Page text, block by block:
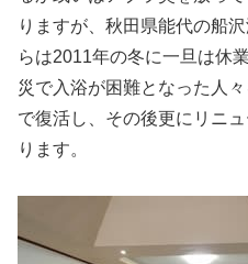
りますが、秋田県能代の船
らは2011年の冬に一旦は休
災で入浴が困難となった人
で復活し、その後更にリニ
ります。